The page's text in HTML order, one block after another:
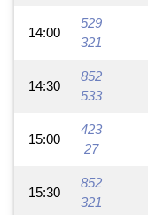
14:00
529
321
14:30
852
533
15:00
423
27
15:30
852
321